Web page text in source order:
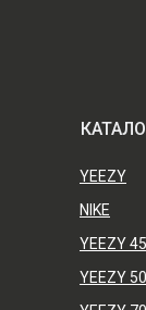
YEEZY
YEEZY
NIKE
YEEZY